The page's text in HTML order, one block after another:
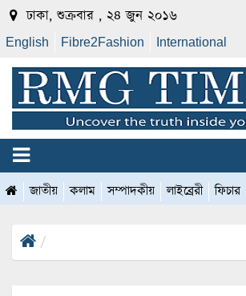
ঢাকা, শুক্রবার , ২৪ জুন ২০১৬
English Fibre2Fashion International
জাতীয় কলাম সম্পাদকীয় লাইব্রেরী ফিচার